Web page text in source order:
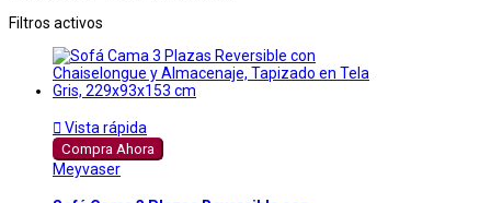
Filtros activos
 Vista rápida
Compra Ahora
Meyvaser